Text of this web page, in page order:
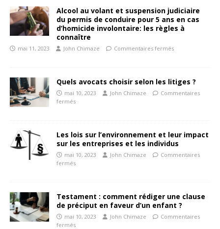
Alcool au volant et suspension judiciaire
du permis de conduire pour 5 ans en cas
d’homicide involontaire: les règles à
connaître
mai 11, 2023 John Chimaze Commentaires fermés
Quels avocats choisir selon les litiges ?
mai 10, 2023 John Chimaze
Commentaires
fermés
Les lois sur l’environnement et leur impact
sur les entreprises et les individus
mai 10, 2023 John Chimaze
Commentaires
fermés
Testament : comment rédiger une clause
de préciput en faveur d’un enfant ?
mai 10, 2023 John Chimaze
Commentaires
fermés